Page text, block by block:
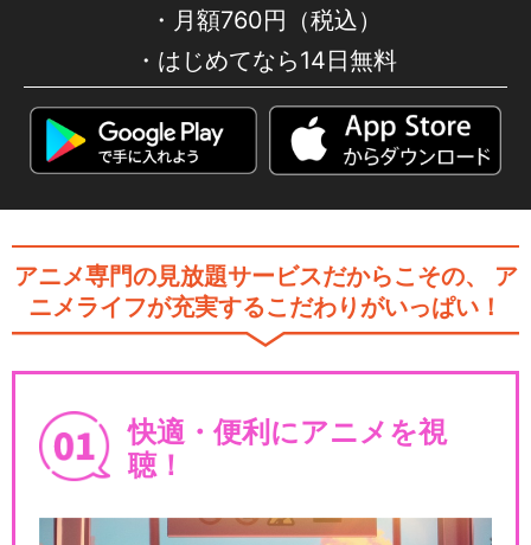
月額760円（税込）
はじめてなら14日無料
アニメ専門の見放題サービスだからこその、
ア
ニメライフが充実するこだわりがいっぱい！
快適・便利にアニメを視
聴！